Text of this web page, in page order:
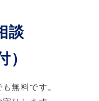
談
）
無料です。